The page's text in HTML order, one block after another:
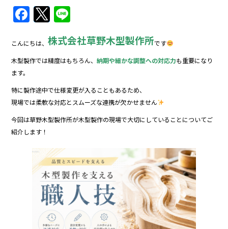
F
a
c
e
o
o
k
T
w
itt
er
n
e
こんにちは、株式会社草野木型製作所です
木型製作では精度はもちろん、納期や細かな調整への対応力も重要になり
ます。
特に製作途中で仕様変更が入ることもあるため、
現場では柔軟な対応とスムーズな連携が欠かせません
今回は草野木型製作所が木型製作の現場で大切にしていることについてご
紹介します！